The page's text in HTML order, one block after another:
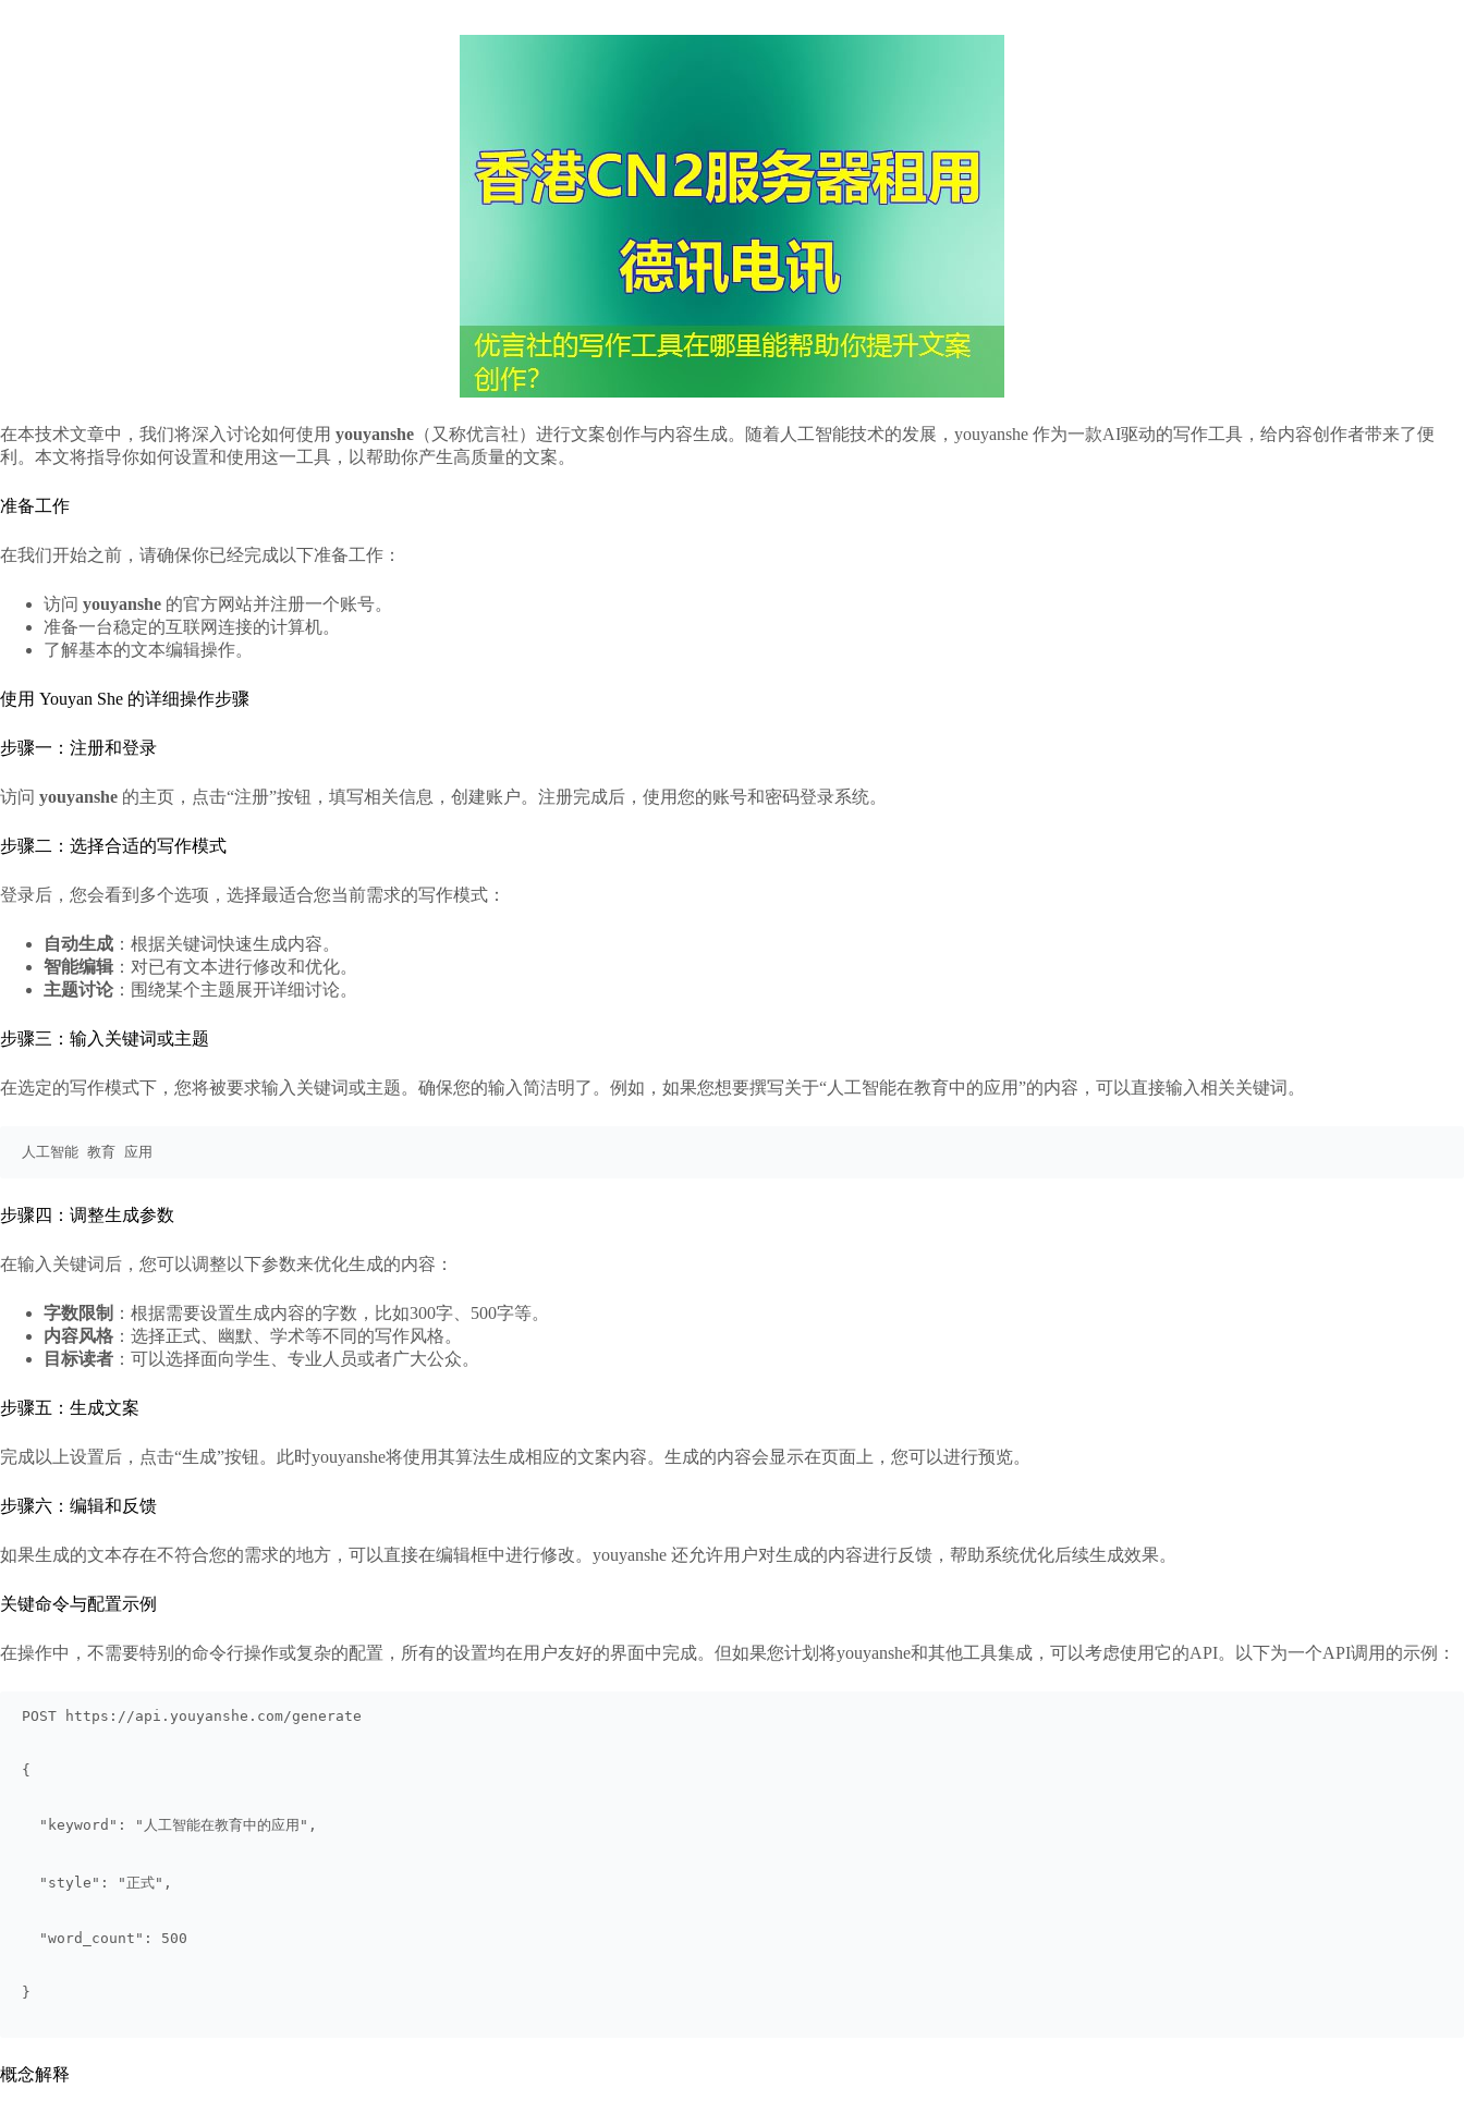
在本技术文章中，我们将深入讨论如何使用 youyanshe （又称优言社）进行文案创作与内容生成。随着人工智能技术的发展，youyanshe 作为一款AI驱动的写作工具，给内容创作者带来了便
利。本文将指导你如何设置和使用这一工具，以帮助你产生高质量的文案。
准备工作
在我们开始之前，请确保你已经完成以下准备工作：
访问 youyanshe 的官方网站并注册一个账号。
准备一台稳定的互联网连接的计算机。
了解基本的文本编辑操作。
使用 Youyan She 的详细操作步骤
步骤一：注册和登录
访问 youyanshe 的主页，点击“注册”按钮，填写相关信息，创建账户。注册完成后，使用您的账号和密码登录系统。
步骤二：选择合适的写作模式
登录后，您会看到多个选项，选择最适合您当前需求的写作模式：
自动生成 ：根据关键词快速生成内容。
智能编辑：对已有文本进行修改和优化。
主题讨论：围绕某个主题展开详细讨论。
步骤三：输入关键词或主题
在选定的写作模式下，您将被要求输入关键词或主题。确保您的输入简洁明了。例如，如果您想要撰写关于“人工智能在教育中的应用”的内容，可以直接输入相关关键词。
人工智能 教育 应用
步骤四：调整生成参数
在输入关键词后，您可以调整以下参数来优化生成的内容：
字数限制 ：根据需要设置生成内容的字数，比如300字、500字等。
内容风格 ：选择正式、幽默、学术等不同的写作风格。
目标读者 ：可以选择面向学生、专业人员或者广大公众。
步骤五：生成文案
完成以上设置后，点击“生成”按钮。此时youyanshe将使用其算法生成相应的文案内容。生成的内容会显示在页面上，您可以进行预览。
步骤六：编辑和反馈
如果生成的文本存在不符合您的需求的地方，可以直接在编辑框中进行修改。youyanshe 还允许用户对生成的内容进行反馈，帮助系统优化后续生成效果。
关键命令与配置示例
在操作中，不需要特别的命令行操作或复杂的配置，所有的设置均在用户友好的界面中完成。但如果您计划将youyanshe和其他工具集成，可以考虑使用它的API。以下为一个API调用的示例：
POST https://api.youyanshe.com/generate
{
  "keyword": "人工智能在教育中的应用",
  "style": "正式",
  "word_count": 500
}
概念解释